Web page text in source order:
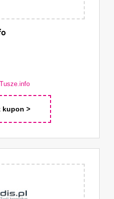
kupon >